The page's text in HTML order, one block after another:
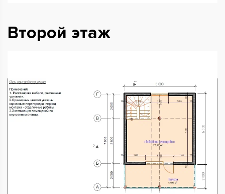
Второй этаж